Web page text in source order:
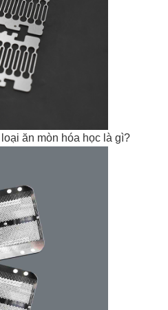
ăn mòn hóa học là gì?